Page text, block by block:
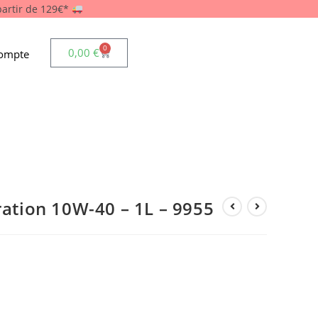
de 129€*
0,00 € 0
10W-40 – 1L – 9955